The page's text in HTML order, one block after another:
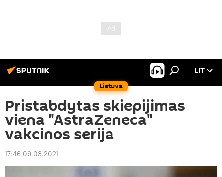
Lietuva
LIT
Pristabdytas skiepijimas
viena "AstraZeneca"
vakcinos serija
17:46 09.03.2021